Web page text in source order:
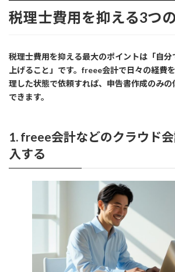
税理士費用を抑える3つ
税理士費用を抑える最大のポイントは「自分
上げること」です。freee会計で日々の経費
理した状態で依頼すれば、申告書作成のみの
できます。
1. freee会計などのクラウド
入する